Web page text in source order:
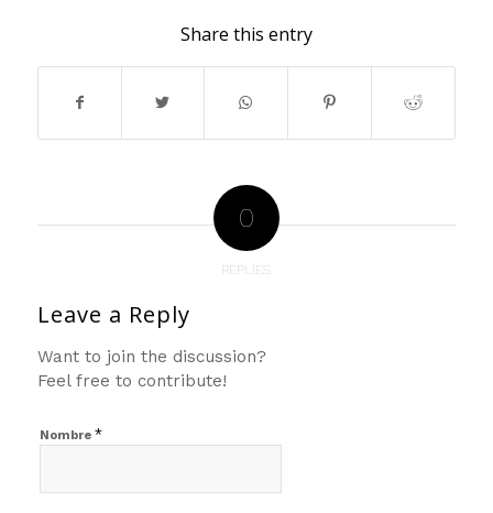
Share this entry
0
REPLIES
Leave a Reply
Want to join the discussion?
Feel free to contribute!
Nombre *